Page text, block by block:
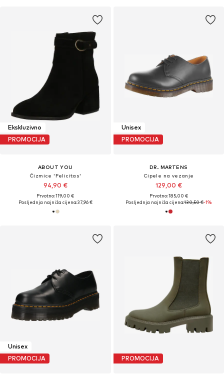
Ekskluzivno
PROMOCIJA
ABOUT YOU
Čizmice 'Felicitas'
94,90 €
Prvotno: 119,00 €
Posljednja najniža cijena:37,96 €
Unisex
PROMOCIJA
DR. MARTENS
Cipele na vezanje
129,00 €
Prvotno: 185,00 €
Posljednja najniža cijena:130,50 €-1%
Unisex
PROMOCIJA
PROMOCIJA